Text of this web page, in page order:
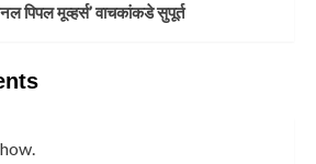
पिपल मूव्हर्स’ वाचकांकडे सुपूर्त